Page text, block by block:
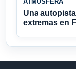
ATMÓSFERA
Una
extremas en